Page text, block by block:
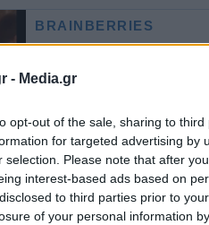
- Media.gr
opt-out of the sale, sharing to
for targeted advertising by
selection. Please note that after
interest-based ads based on
to third parties prior to
of your personal information
είχαν ως αποτέλεσμα